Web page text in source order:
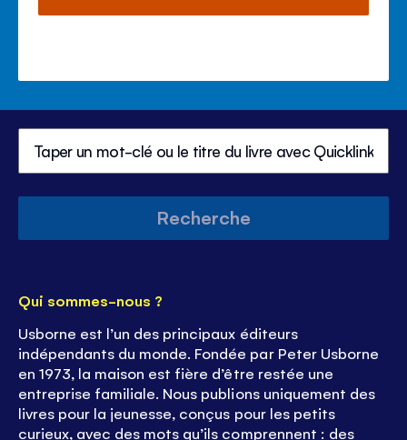
Recherche
Qui sommes-nous ?
Usborne est l’un des principaux éditeurs
indépendants du monde. Fondée par Peter Usborne
en 1973, la maison est fière d’être restée une
entreprise familiale. Nous publions uniquement des
livres pour la jeunesse, conçus pour les petits
curieux, avec des mots qu’ils comprennent : des